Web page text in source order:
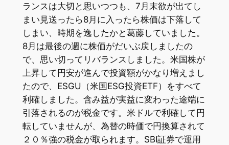
ランスは大切と思いつつも、7月末欲が出てし
まい見送ったら8月に入ったら株価は下落して
しまい、時期を逸したかと葛藤していました。
8月は最後の週に株価がだいぶ戻しましたの
で、思い切ってリバランスしました。米国株が
上昇して円安が進んで投資額がかなり増えまし
たので、ESGU（米国ESG投資ETF）をすべて
利確しました。含み益が実益に変わった途端に
引落されるのが税金です。米ドルで利確して円
転していませんが、為替の時価で円換算されて
２０％強の税金が取られます。SBI証券で運用